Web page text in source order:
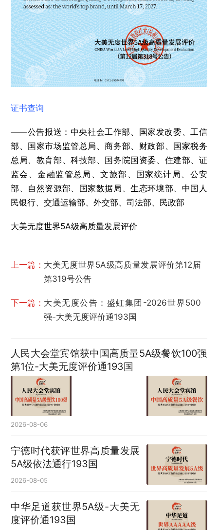
证书查询
——公告报送：中央社会工作部、国家发改委、工信
部、国家市场监管总局、商务部、财政部、国家税务
总局、教育部、科技部、国务院国资委、住建部、证
监会、金融监管总局、文旅部、国家统计局、公安
部、自然资源部、国家数据局、生态环境部、中国人
民银行、交通运输部、外交部、司法部、民政部
大美无度世界5A级高质量发展评价
上一篇： 大美无度世界5A级高质量发展评价第12届
第319号公告
下一篇： 大美无度公告：盛虹集团-2026世界500
强-大美无度评价通193国
人民大会堂宾馆获中国高质量5A级餐饮100强
第1位-大美无度评价通193国
2026-08-06
宁德时代获评世界高质量发展
5A级依法通行193国
2026-08-05
中华足道获世界5A级-大美无
度评价通193国